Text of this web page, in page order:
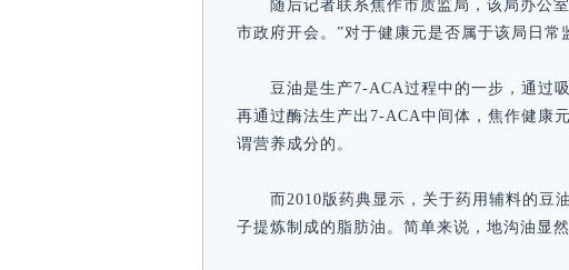
随后记者联系焦作市质监局，该局办公
市政府开会。”对于健康元是否属于该局日常
豆油是生产7-ACA过程中的一步，通过
再通过酶法生产出7-ACA中间体，焦作健康
谓营养成分的。
而2010版药典显示，关于药用辅料的豆
子提炼制成的脂肪油。简单来说，地沟油显